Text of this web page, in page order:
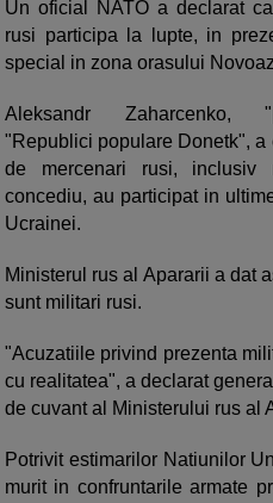
Un oficial NATO a declarat
rusi participa la lupte, in
special in zona orasului
Aleksandr Zaharcenko,
"Republici populare Donetk",
de mercenari rusi,
concediu, au participat in
Ucrainei.
Ministerul rus al Apararii a dat
sunt militari rusi.
"Acuzatiile privind prezenta
cu realitatea", a declarat
de cuvant al Ministerului rus al
Potrivit estimarilor Natiunilor
murit in confruntarile armate